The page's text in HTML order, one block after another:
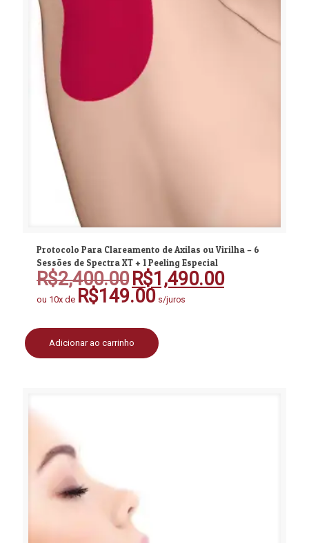
Protocolo Para Clareamento de Axilas ou Virilha – 6
Sessões de Spectra XT + 1 Peeling Especial
R$2,400.00 O
preço
original
R$2,400.00.
R$1,490.00O
preço
ou 10x de R$149.00 s/juros
Adicionar ao carrinho